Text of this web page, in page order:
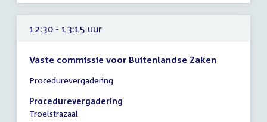
12:30 - 13:15 uur
Vaste commissie voor Buitenlandse Zaken
vergadering
12:30
-
Procedurevergadering
Procedurevergadering
Troelstrazaal